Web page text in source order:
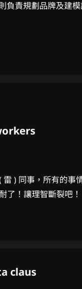
負責規劃品牌及建
) 同事，所有的事
了！讓理智斷裂吧！
claus